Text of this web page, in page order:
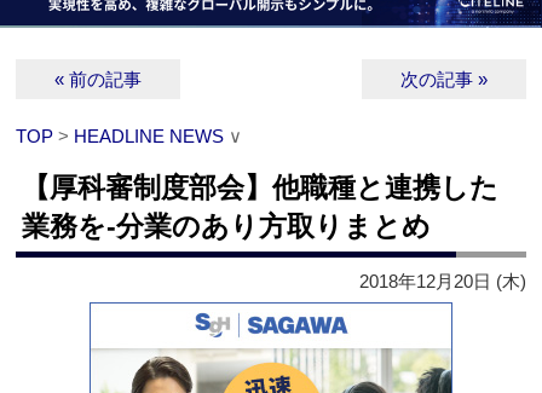
« 前の記事 次の記事 »
TOP > HEADLINE NEWS ∨
【厚科審制度部会】他職種と連携した
業務を‐分業のあり方取りまとめ
2018年12月20日 (木)